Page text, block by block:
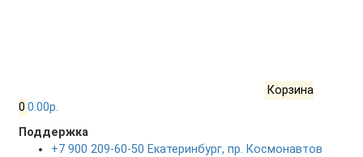
Корзина
0 0.00р.
Поддержка
+7 900 209-60-50 Екатеринбург, пр. Космонавтов